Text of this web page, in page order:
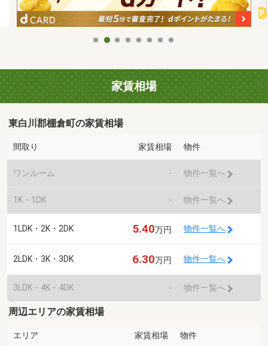
家賃相場
東白川郡棚倉町の家賃相場
間取り 家賃相場 物件
ワンルーム - 物件一覧へ
1K・1DK - 物件一覧へ
1LDK・2K・2DK 5.40万円 物件一覧へ
2LDK・3K・3DK 6.30万円 物件一覧へ
3LDK・4K・4DK - 物件一覧へ
周辺エリアの家賃相場
エリア 家賃相場 物件